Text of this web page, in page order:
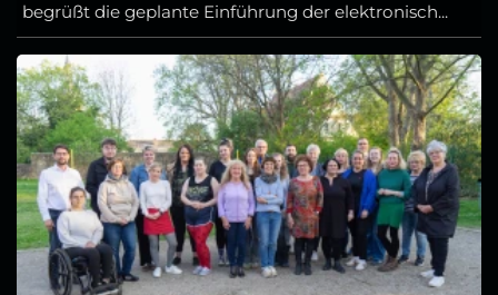
begrüßt die geplante Einführung der elektronisch...